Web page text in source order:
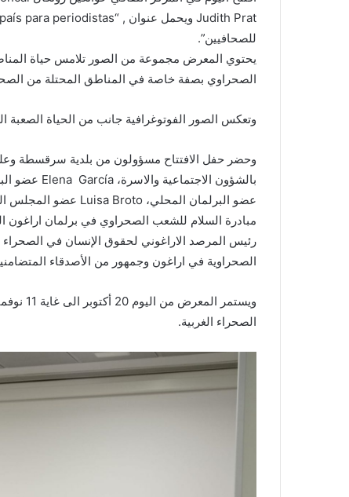
m
a
iللصحافيين”.
يحتوي المعرض مجموعة من الصور تلامس حياة
الصحراوي بصفة خاصة في المناطق المحتلة من
وتعكس الصور الفوتوغرافية جانب من الحياة الصعبة
رئيس المرصد الاراغوني لحقوق الإنسان في
الصحراوية في اراغون وجمهور من الأصدقاء
الصحراء الغربية.